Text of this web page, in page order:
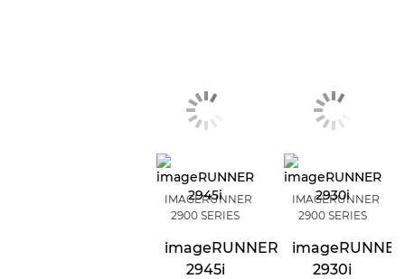
IMAGERUNNER
2900 SERIES
imageRUNNER
2945i
IMAGERUNNER
2900 SERIES
imageRUNNER
2930i